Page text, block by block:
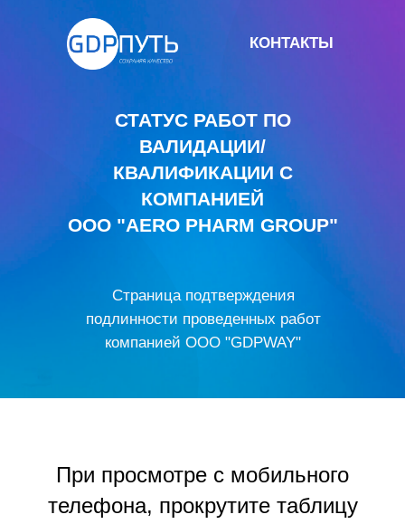
СТАТУС РАБОТ ПО
ВАЛИДАЦИИ/
КВАЛИФИКАЦИИ С
КОМПАНИЕЙ
OOO "AERO PHARM GROUP"
КОНТАКТЫ
Страница подтверждения
подлинности проведенных работ
компанией ООО "GDPWAY"
При просмотре с мобильного
телефона, прокрутите таблицу